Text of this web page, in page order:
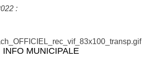
:
INFO MUNICIPALE